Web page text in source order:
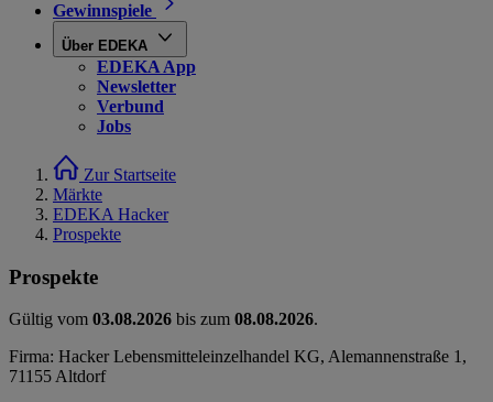
Gewinnspiele
Über EDEKA
EDEKA App
Newsletter
Verbund
Jobs
Zur Startseite
Märkte
EDEKA Hacker
Prospekte
Prospekte
Gültig vom 03.08.2026 bis zum 08.08.2026.
Firma: Hacker Lebensmitteleinzelhandel KG, Alemannenstraße 1,
71155 Altdorf